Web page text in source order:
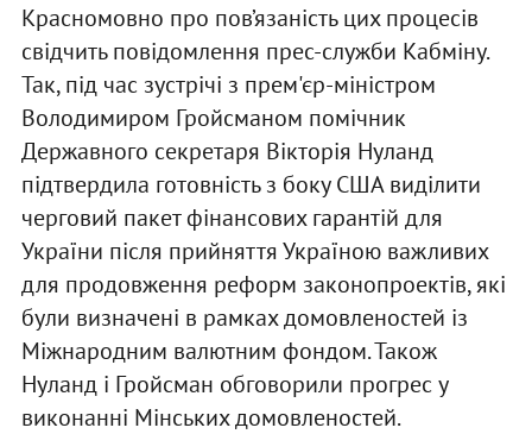
Красномовно про пов’язаність цих процесів
свідчить повідомлення прес-служби Кабміну.
Так, під час зустрічі з прем'єр-міністром
Володимиром Гройсманом помічник
Державного секретаря Вікторія Нуланд
підтвердила готовність з боку США виділити
черговий пакет фінансових гарантій для
України після прийняття Україною важливих
для продовження реформ законопроектів, які
були визначені в рамках домовленостей із
Міжнародним валютним фондом. Також
Нуланд і Гройсман обговорили прогрес у
виконанні Мінських домовленостей.